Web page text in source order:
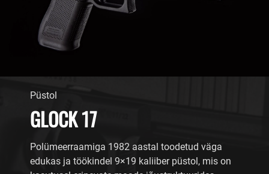
Püstol
GLOCK 17
Polümeerraamiga 1982 aastal toodetud väga
edukas ja töökindel 9×19 kaliiber püstol, mis on